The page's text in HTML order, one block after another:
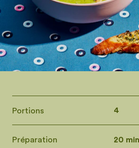
Portions 4
Préparation 20 min